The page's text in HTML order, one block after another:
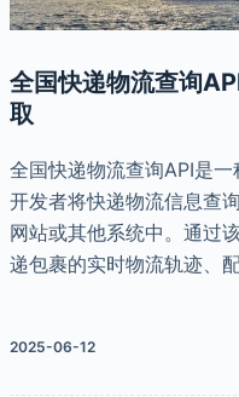
全国快递物流查询
取
全国快递物流查询API是
开发者将快递物流信息查
网站或其他系统中。通过
递包裹的实时物流轨迹、
2025-06-12